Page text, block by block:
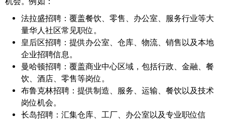
法拉盛招聘： 覆盖餐饮、零售、办公室、服务行业等大
量华人社区常见职位。
皇后区招聘： 提供办公室、仓库、物流、销售以及本地
企业招聘信息。
曼哈顿招聘： 覆盖商业中心区域，包括行政、金融、餐
饮、酒店、零售等岗位。
布鲁克林招聘： 提供制造、服务、运输、餐饮以及技术
岗位机会。
长岛招聘： 汇集仓库、工厂、办公室以及专业职位信